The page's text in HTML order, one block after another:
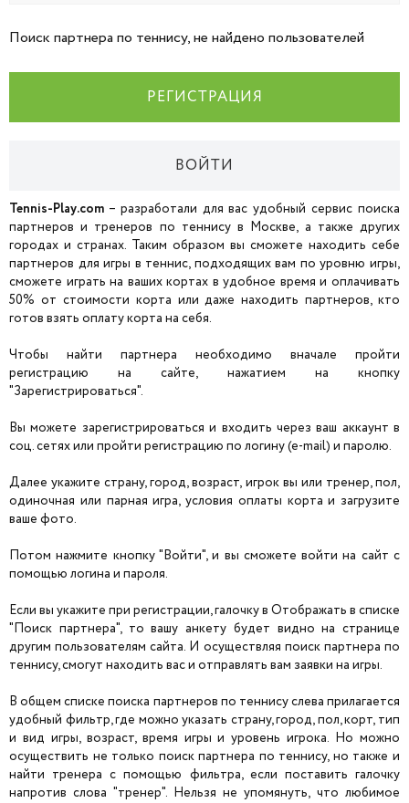
Поиск партнера по теннису, не найдено пользователей
РЕГИСТРАЦИЯ
ВОЙТИ
Tennis-Play.com – разработали для вас удобный сервис поиска
партнеров и тренеров по теннису в Москве, а также других
городах и странах. Таким образом вы сможете находить себе
партнеров для игры в теннис, подходящих вам по уровню игры,
сможете играть на ваших кортах в удобное время и оплачивать
50% от стоимости корта или даже находить партнеров, кто
готов взять оплату корта на себя.
Чтобы найти партнера необходимо вначале пройти
регистрацию на сайте, нажатием на кнопку
"Зарегистрироваться".
Вы можете зарегистрироваться и входить через ваш аккаунт в
соц. сетях или пройти регистрацию по логину (e-mail) и паролю.
Далее укажите страну, город, возраст, игрок вы или тренер, пол,
одиночная или парная игра, условия оплаты корта и загрузите
ваше фото.
Потом нажмите кнопку "Войти", и вы сможете войти на сайт с
помощью логина и пароля.
Если вы укажите при регистрации, галочку в Отображать в списке
"Поиск партнера", то вашу анкету будет видно на странице
другим пользователям сайта. И осуществляя поиск партнера по
теннису, смогут находить вас и отправлять вам заявки на игры.
В общем списке поиска партнеров по теннису слева прилагается
удобный фильтр, где можно указать страну, город, пол, корт, тип
и вид игры, возраст, время игры и уровень игрока. Но можно
осуществить не только поиск партнера по теннису, но также и
найти тренера с помощью фильтра, если поставить галочку
напротив слова "тренер". Нельзя не упомянуть, что любимое